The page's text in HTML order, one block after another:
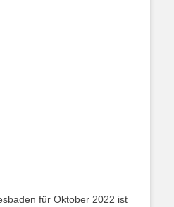
für Oktober 2022 ist